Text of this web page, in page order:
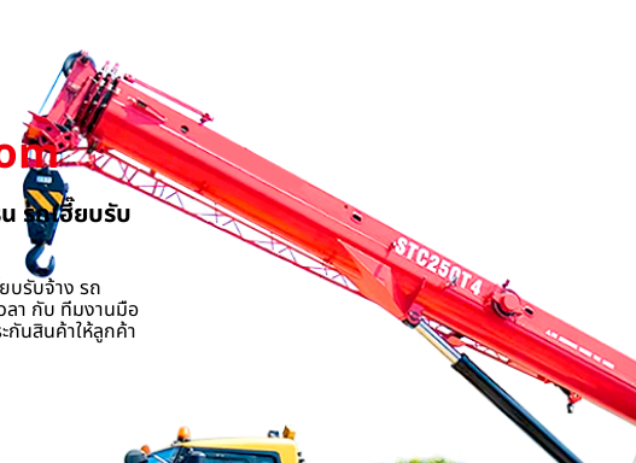
รถเฮี๊ยบรับ
บรับจ้าง รถ
ลา กับ ทีมงานมือ
กันสินค้าให้ลูกค้า